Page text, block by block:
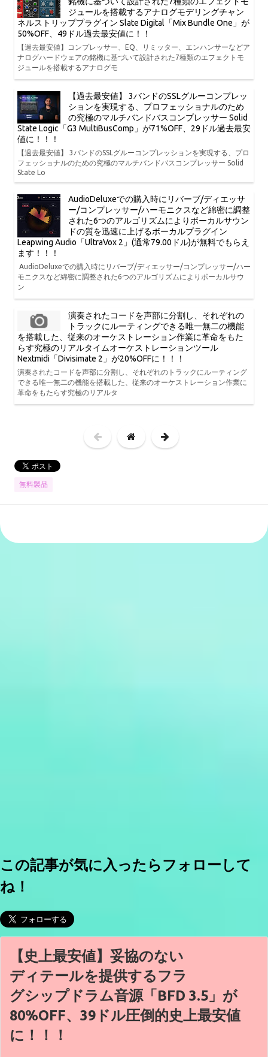
ジュールを搭載するアナログモデリングチャン
ネルストリッププラグイン Slate Digital「Mix Bundle One」が
50%OFF、49ドル過去最安値に！！
【過去最安値】コンプレッサー、EQ、リミッター、エンハンサーなどア
ナログハードウェアの銘機に基づいて設計された7種類のエフェクトモ
ジュールを搭載するアナログモ
【過去最安値】 3バンドのSSLグルーコンプレッ
ションを実現する、プロフェッショナルのため
の究極のマルチバンドバスコンプレッサー Solid
State Logic「G3 MultiBusComp」が71%OFF、29ドル過去最安
値に！！！
【過去最安値】 3バンドのSSLグルーコンプレッションを実現する、プロ
フェッショナルのための究極のマルチバンドバスコンプレッサー Solid
State Lo
AudioDeluxeでの購入時にリバーブ/ディエッサ
ー/コンプレッサー/ハーモニクスなど綿密に調整
された6つのアルゴリズムによりボーカルサウン
ドの質を迅速に上げるボーカルプラグイン
Leapwing Audio「UltraVox 2」(通常79.00ドル)が無料でもらえ
ます！！！
AudioDeluxeでの購入時にリバーブ/ディエッサー/コンプレッサー/ハー
モニクスなど綿密に調整された6つのアルゴリズムによりボーカルサウ
ン
演奏されたコードを声部に分割し、それぞれの
トラックにルーティングできる唯一無二の機能
を搭載した、従来のオーケストレーション作業に革命をもた
らす究極のリアルタイムオーケストレーションツール
Nextmidi「Divisimate 2」が20%OFFに！！！
演奏されたコードを声部に分割し、それぞれのトラックにルーティング
できる唯一無二の機能を搭載した、従来のオーケストレーション作業に
革命をもたらす究極のリアルタ
無料製品
この記事が気に入ったらフォローして
ね！
【史上最安値】妥協のない
ディテールを提供するフラ
グシップドラム音源「BFD 3.5」が
80%OFF、39ドル圧倒的史上最安値
に！！！